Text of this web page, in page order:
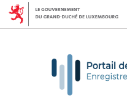
Aller
la
Aller
au
contenu